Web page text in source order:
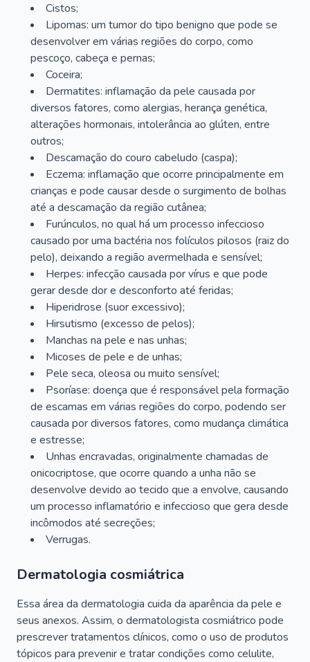
Cistos;
Lipomas: um tumor do tipo benigno que pode se
desenvolver em várias regiões do corpo, como
pescoço, cabeça e pernas;
Coceira;
Dermatites: inflamação da pele causada por
diversos fatores, como alergias, herança genética,
alterações hormonais, intolerância ao glúten, entre
outros;
Descamação do couro cabeludo (caspa);
Eczema: inflamação que ocorre principalmente em
crianças e pode causar desde o surgimento de bolhas
até a descamação da região cutânea;
Furúnculos, no qual há um processo infeccioso
causado por uma bactéria nos folículos pilosos (raiz do
pelo), deixando a região avermelhada e sensível;
Herpes: infecção causada por vírus e que pode
gerar desde dor e desconforto até feridas;
Hiperidrose (suor excessivo);
Hirsutismo (excesso de pelos);
Manchas na pele e nas unhas;
Micoses de pele e de unhas;
Pele seca, oleosa ou muito sensível;
Psoríase: doença que é responsável pela formação
de escamas em várias regiões do corpo, podendo ser
causada por diversos fatores, como mudança climática
e estresse;
Unhas encravadas, originalmente chamadas de
onicocriptose, que ocorre quando a unha não se
desenvolve devido ao tecido que a envolve, causando
um processo inflamatório e infeccioso que gera desde
incômodos até secreções;
Verrugas.
Dermatologia cosmiátrica
Essa área da dermatologia cuida da aparência da pele e
seus anexos. Assim, o dermatologista cosmiátrico pode
prescrever tratamentos clínicos, como o uso de produtos
tópicos para prevenir e tratar condições como celulite,